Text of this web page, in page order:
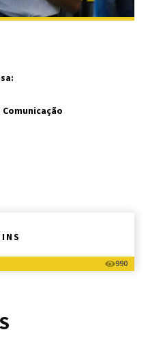
990